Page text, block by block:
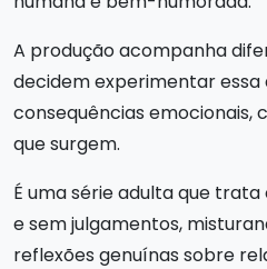
A produção acompanha
decidem experimentar essa
consequências emocionais,
que surgem.
É uma série adulta que
e sem julgamentos,
reflexões genuínas sobre